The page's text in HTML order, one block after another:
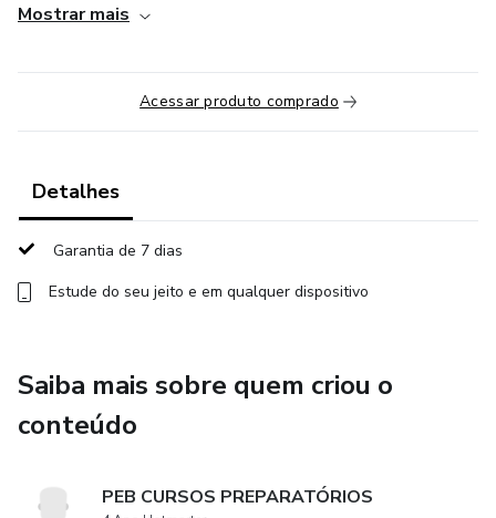
Auxiliar de Saúde
Fiscal de Obras e Posturas
Fiscal Sanitário
Técnico em Agropecuária
Técnico em Enfermagem
Mostrar mais
Acessar produto comprado
Detalhes
Garantia de 7 dias
Estude do seu jeito e em qualquer dispositivo
Saiba mais sobre quem criou o
conteúdo
PEB CURSOS PREPARATÓRIOS